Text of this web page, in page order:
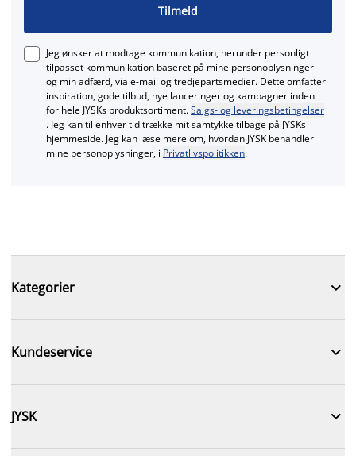
Tilmeld
Jeg ønsker at modtage kommunikation, herunder personligt
tilpasset kommunikation baseret på mine personoplysninger
og min adfærd, via e‑mail og tredjepartsmedier. Dette omfatter
inspiration, gode tilbud, nye lanceringer og kampagner inden
for hele JYSKs produktsortiment.Salgs- og leveringsbetingelser
. Jeg kan til enhver tid trække mit samtykke tilbage på JYSKs
hjemmeside. Jeg kan læse mere om, hvordan JYSK behandler
mine personoplysninger, i Privatlivspolitikken.
Kategorier 
Kundeservice 
JYSK 